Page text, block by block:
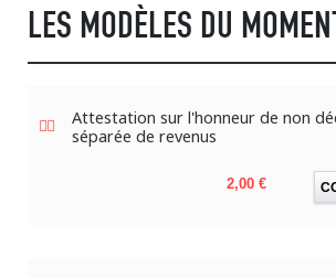
LES MODÈLES DU
Attestation sur l'honneur de non
séparée de revenus
Prix
2,00 €